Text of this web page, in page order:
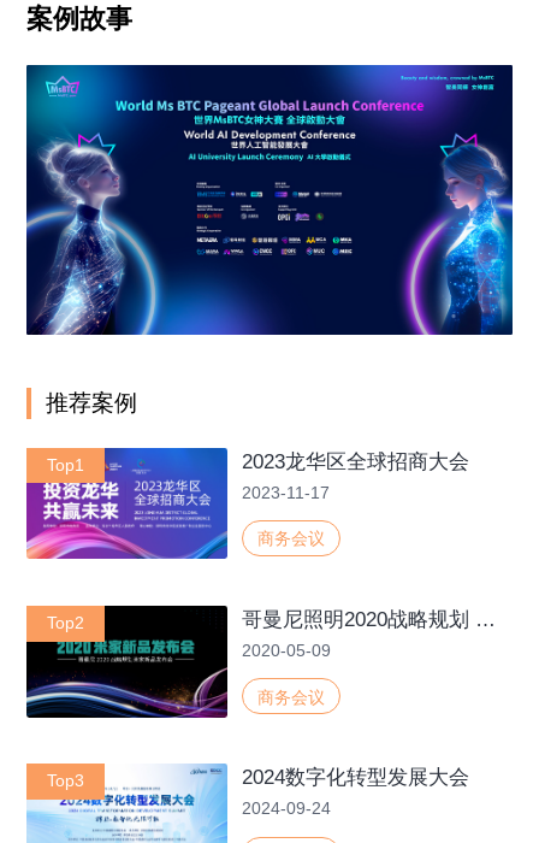
案例故事
推荐案例
Top1 2023龙华区全球招商大会
2023-11-17
商务会议
Top2 哥曼尼照明2020战略规划 米家新品发布会
2020-05-09
商务会议
Top3 2024数字化转型发展大会
2024-09-24